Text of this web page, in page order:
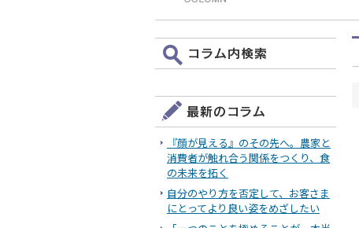
『顔が見える』のその先へ。農家と
消費者が触れ合う関係をつくり、食
の未来を拓く
自分のやり方を否定して、お客さま
にとってより良い姿をめざしたい